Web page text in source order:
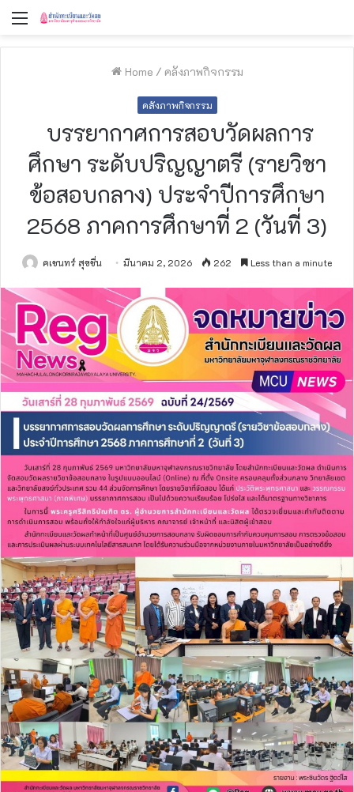
Menu
Home / คลังภาพกิจกรรม
คลังภาพกิจกรรม
บรรยากาศการสอบวัดผลการ
ศึกษา ระดับปริญญาตรี (รายวิชา
ข้อสอบกลาง) ประจำปีการศึกษา
2568 ภาคการศึกษาที่ 2 (วันที่ 3)
คเชนทร์ สุขชื่น มีนาคม 2, 2026 262 Less than a minute